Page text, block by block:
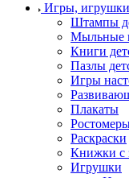
Игры,
Штампы
Мыльные
Книги
Пазлы
Игры
Плакаты
Раскраски
Книжки с
Игрушки